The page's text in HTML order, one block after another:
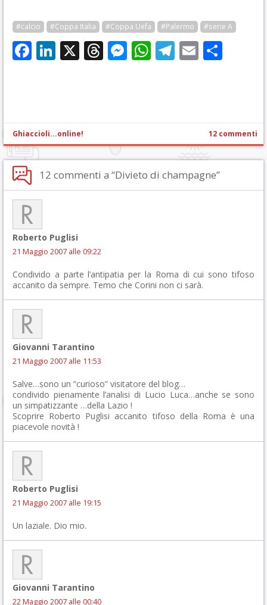
#calcio #Coppa Italia #Coppa Uefa #Palermo #serie A
Facebook
LinkedIn
X Threads
Messenger
WhatsApp
Telegram
Email
Ghiaccioli...online! 12 commenti
12 commenti a “Divieto di champagne”
Roberto Puglisi
21 Maggio 2007 alle 09:22
Condivido a parte l’antipatia per la Roma di cui sono tifoso
accanito da sempre. Temo che Corini non ci sarà.
Giovanni Tarantino
21 Maggio 2007 alle 11:53
Salve…sono un “curioso” visitatore del blog…
condivido pienamente l’analisi di Lucio Luca…anche se sono
un simpatizzante …della Lazio !
Scoprire Roberto Puglisi accanito tifoso della Roma è una
piacevole novità !
Roberto Puglisi
21 Maggio 2007 alle 19:15
Un laziale. Dio mio.
Giovanni Tarantino
22 Maggio 2007 alle 00:40